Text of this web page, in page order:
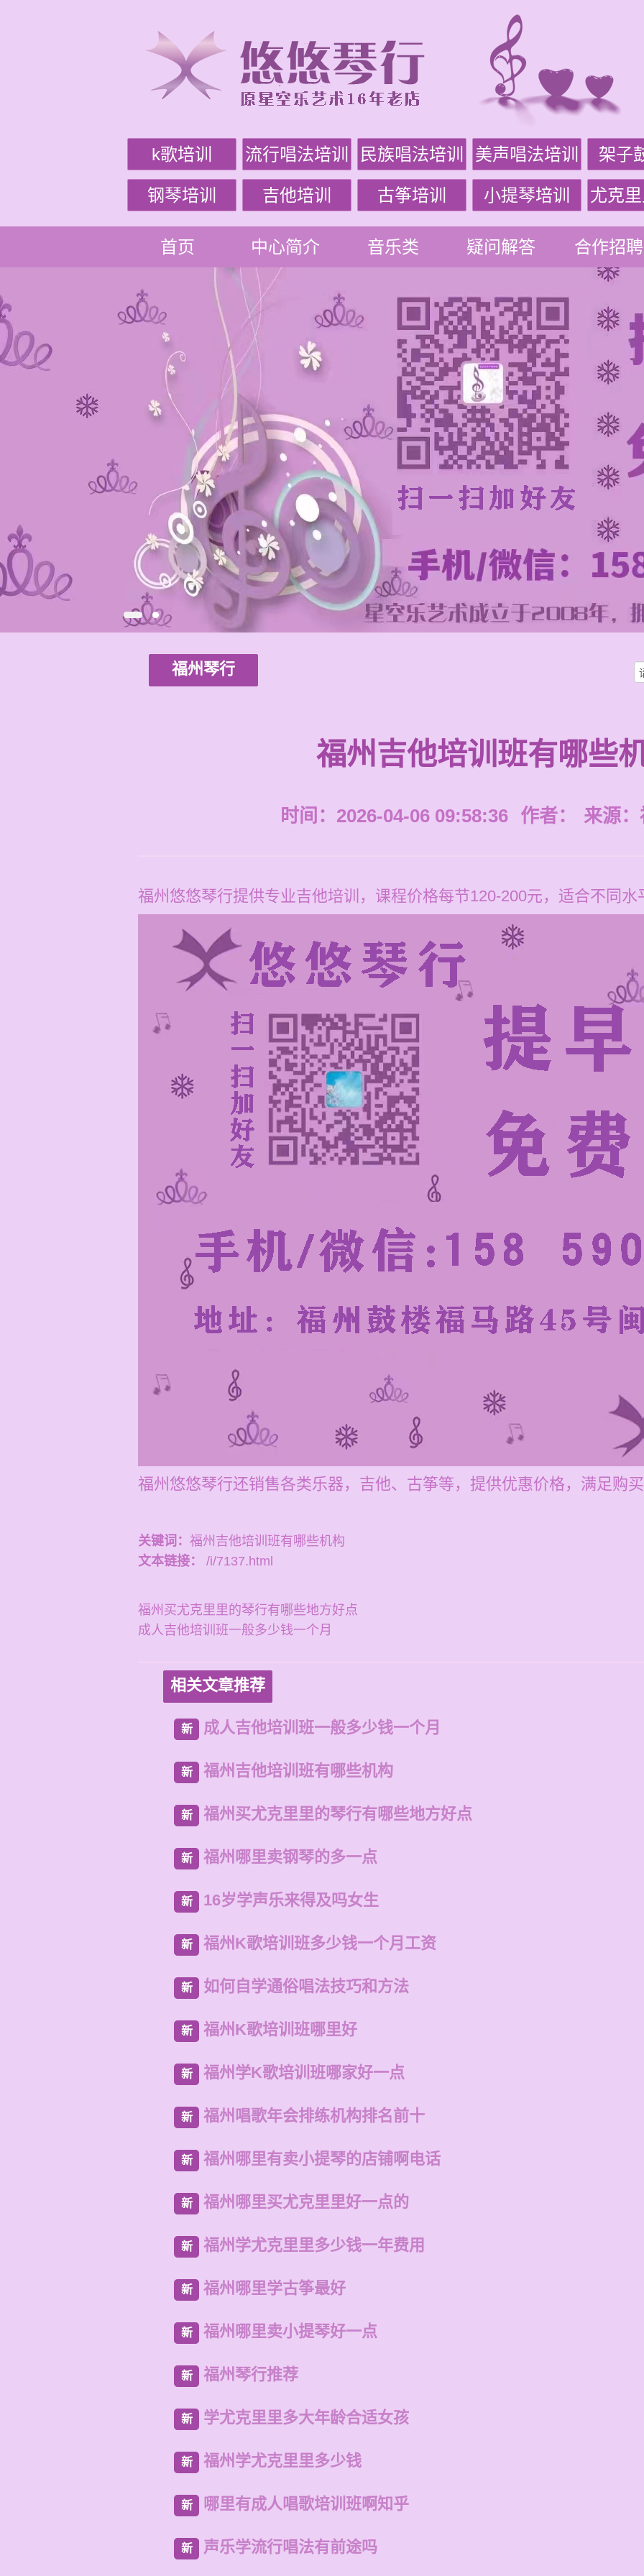
k歌培训 流行唱法培训 民族唱法培训 美声唱法培训 架子
钢琴培训 吉他培训 古筝培训 小提琴培训 尤克
首页 中心简介 音乐类 疑问解答 合作招聘
福州琴行
福州吉他培训班有哪些
时间：2026-04-06 09:58:36 作者： 来源：
福州悠悠琴行提供专业吉他培训，课程价格每节120-200元，适合不同水
福州悠悠琴行还销售各类乐器，吉他、古筝等，提供优惠价格，满足购
关键词： 福州吉他培训班有哪些机构
文本链接：
/i/7137.html
福州买尤克里里的琴行有哪些地方好点
成人吉他培训班一般多少钱一个月
相关文章推荐
新 成人吉他培训班一般多少钱一个月
新 福州吉他培训班有哪些机构
新 福州买尤克里里的琴行有哪些地方好点
新 福州哪里卖钢琴的多一点
新 16岁学声乐来得及吗女生
新 福州K歌培训班多少钱一个月工资
新 如何自学通俗唱法技巧和方法
新 福州K歌培训班哪里好
新 福州学K歌培训班哪家好一点
新 福州唱歌年会排练机构排名前十
新 福州哪里有卖小提琴的店铺啊电话
新 福州哪里买尤克里里好一点的
新 福州学尤克里里多少钱一年费用
新 福州哪里学古筝最好
新 福州哪里卖小提琴好一点
新 福州琴行推荐
新 学尤克里里多大年龄合适女孩
新 福州学尤克里里多少钱
新 哪里有成人唱歌培训班啊知乎
新 声乐学流行唱法有前途吗